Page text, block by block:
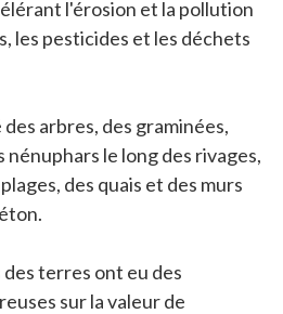
l'érosion et la pollution
les pesticides et les déchets
arbres, des graminées,
nénuphars le long des rivages,
des quais et des murs
terres ont eu des
sur la valeur de